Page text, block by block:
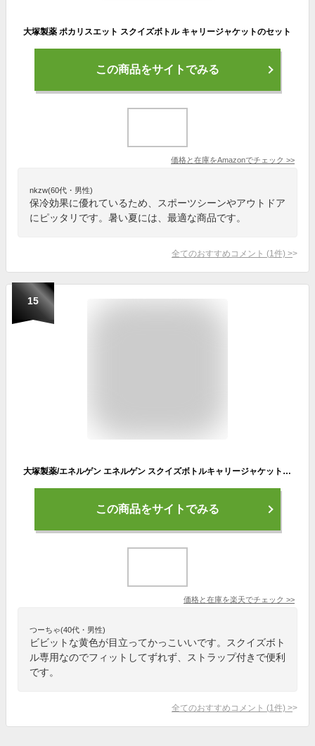
大塚製薬 ポカリスエット スクイズボトル キャリージャケットのセット
この商品をサイトでみる
価格と在庫をAmazonでチェック >>
nkzw(60代・男性)
保冷効果に優れているため、スポーツシーンやアウトドア
にピッタリです。暑い夏には、最適な商品です。
全てのおすすめコメント (1 件) >
15
大塚製薬/エネルゲン エネルゲン スクイズボトルキャリージャケット スポーツ飲料ボトルカバー 【お取寄せ品】36jpc50870_ ●19 体脂肪の燃焼
この商品をサイトでみる
価格と在庫を楽天でチェック >>
つーちゃ(40代・男性)
ビビットな黄色が目立ってかっこいいです。スクイズボト
ル専用なのでフィットしてずれず、ストラップ付きで便利
です。
全てのおすすめコメント (1 件) >